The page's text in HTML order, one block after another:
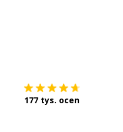
177 tys. ocen